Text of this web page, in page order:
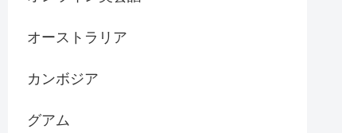
オーストラリア
カンボジア
グアム